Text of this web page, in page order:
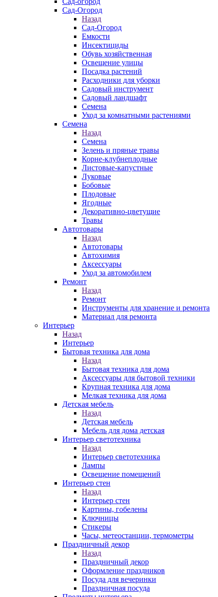
Сад-Огород
Назад
Сад-Огород
Емкости
Инсектициды
Обувь хозяйственная
Освещение улицы
Посадка растений
Расходники для уборки
Садовый инструмент
Садовый ландшафт
Семена
Уход за комнатными растениями
Семена
Назад
Семена
Зелень и пряные травы
Корне-клубнеплодные
Листовые-капустные
Луковые
Бобовые
Плодовые
Ягодные
Декоративно-цветущие
Травы
Автотовары
Назад
Автотовары
Автохимия
Аксессуары
Уход за автомобилем
Ремонт
Назад
Ремонт
Инструменты для хранение и ремонта
Материал для ремонта
Интерьер
Назад
Интерьер
Бытовая техника для дома
Назад
Бытовая техника для дома
Аксессуары для бытовой техники
Крупная техника для дома
Мелкая техника для дома
Детская мебель
Назад
Детская мебель
Мебель для дома детская
Интерьер светотехника
Назад
Интерьер светотехника
Лампы
Освещение помещений
Интерьер стен
Назад
Интерьер стен
Картины, гобелены
Ключницы
Стикеры
Часы, метеостанции, термометры
Праздничный декор
Назад
Праздничный декор
Оформление праздников
Посуда для вечеринки
Праздничная посуда